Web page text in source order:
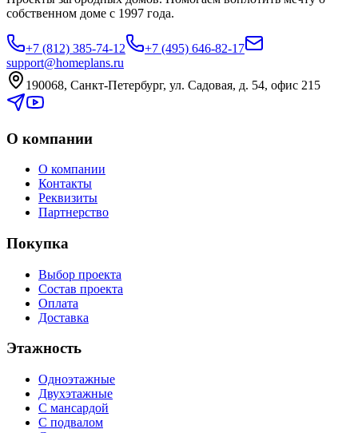
собственном доме с 1997 года.
+7 (812) 385-74-12
+7 (495) 646-82-17
support@homeplans.ru
190068, Санкт-Петербург, ул. Садовая, д. 54, офис 215
О компании
О компании
Контакты
Реквизиты
Партнерство
Покупка
Выбор проекта
Состав проекта
Оплата
Доставка
Этажность
Одноэтажные
Двухэтажные
С мансардой
С подвалом